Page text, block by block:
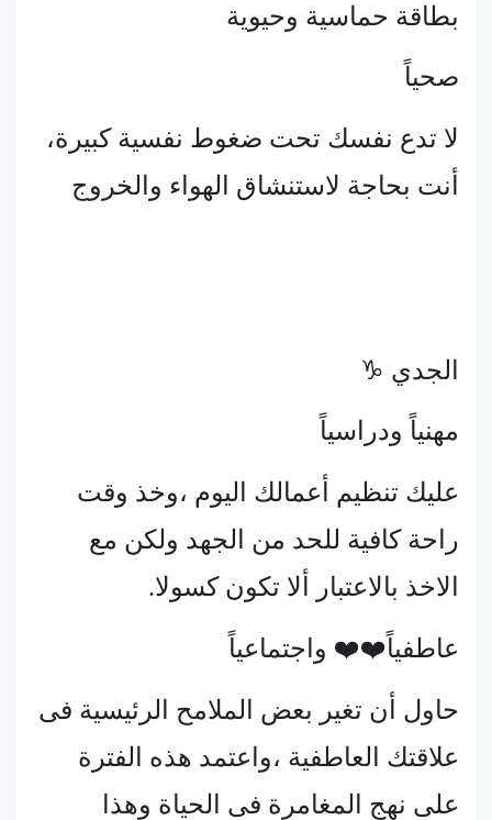
بطاقة حماسية وحيوية
صحياً
لا تدع نفسك تحت ضغوط نفسية كبيرة،
أنت بحاجة لاستنشاق الهواء والخروج
الجدي ♑
مهنياً ودراسياً
عليك تنظيم أعمالك اليوم ،وخذ وقت
راحة كافية للحد من الجهد ولكن مع
الاخذ بالاعتبار ألا تكون كسولا.
عاطفياً❤️❤️ واجتماعياً
حاول أن تغير بعض الملامح الرئيسية فى
علاقتك العاطفية ،واعتمد هذه الفترة
على نهج المغامرة فى الحياة وهذا